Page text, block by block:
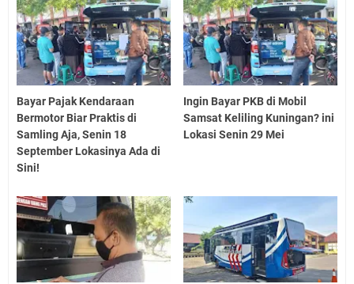
Bayar Pajak Kendaraan
Bermotor Biar Praktis di
Samling Aja, Senin 18
September Lokasinya Ada di
Sini!
Ingin Bayar PKB di Mobil
Samsat Keliling Kuningan? ini
Lokasi Senin 29 Mei